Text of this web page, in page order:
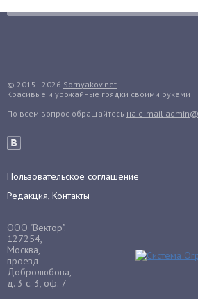
Гуава
Гузмания
Дайкон
Дендробиум
Денежное дерево
Драцена
Дыня
Ежевика
© 2015–2026 Sornyakov.net
Красивые и урожайные грядки своими руками
По всем вопрос обращайтесь на e-mail
Пользовательское соглашение
Редакция, Контакты
ООО "Вектор".
127254,
Москва,
проезд
Добролюбова,
д. 3 с. 3, оф. 7